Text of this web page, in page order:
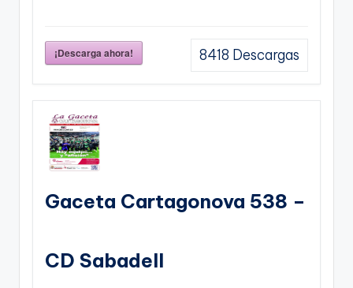
¡Descarga ahora! 8418 Descargas
Gaceta Cartagonova 538 –
CD Sabadell